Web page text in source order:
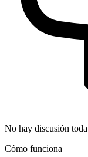
No hay discusión
Cómo funciona